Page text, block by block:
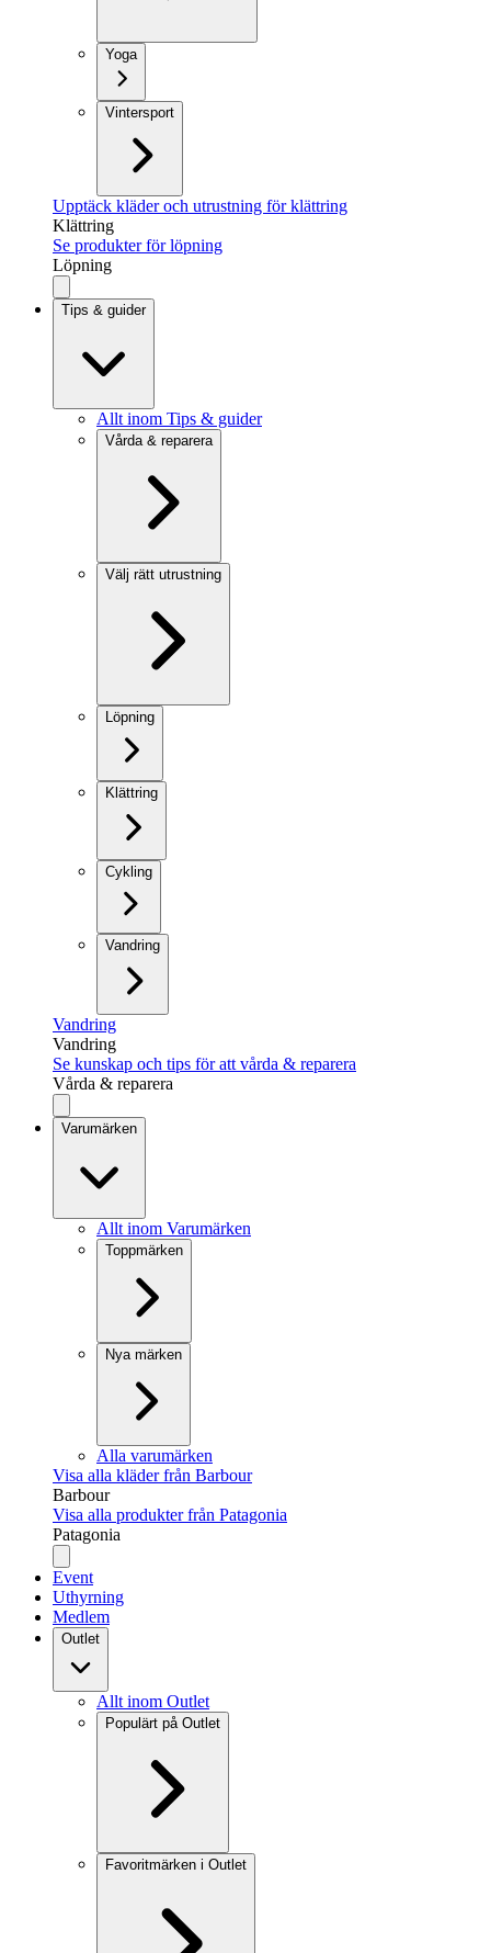
Yoga
Vintersport
Upptäck kläder och utrustning för klättring
Klättring
Se produkter för löpning
Löpning
Tips & guider
Allt inom Tips & guider
Vårda & reparera
Välj rätt utrustning
Löpning
Klättring
Cykling
Vandring
Vandring
Vandring
Se kunskap och tips för att vårda & reparera
Vårda & reparera
Varumärken
Allt inom Varumärken
Toppmärken
Nya märken
Alla varumärken
Visa alla kläder från Barbour
Barbour
Visa alla produkter från Patagonia
Patagonia
Event
Uthyrning
Medlem
Outlet
Allt inom Outlet
Populärt på Outlet
Favoritmärken i Outlet